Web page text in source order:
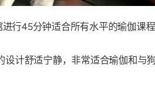
行45分钟适合所有水平的瑜伽
计舒适宁静，非常适合瑜伽和与